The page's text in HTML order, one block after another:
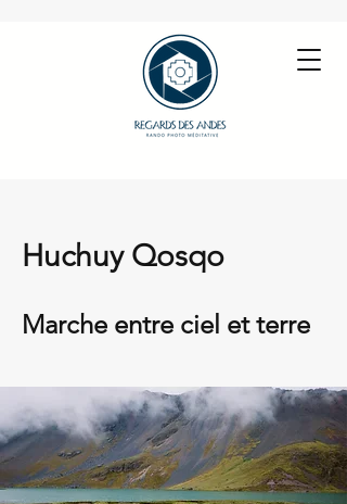
Huchuy Qosqo
Marche entre ciel et terre